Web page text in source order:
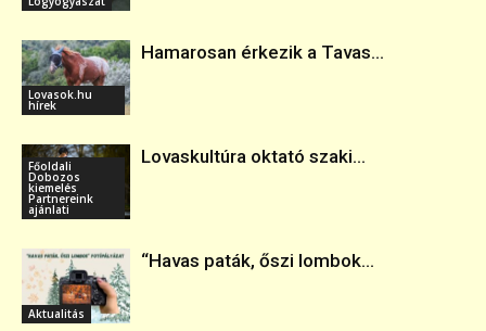
Lovasok.hu
hírek
Hamarosan érkezik a Tavas...
Főoldali
Dobozos
kiemelés
Partnereink
ajánlati
Lovaskultúra oktató szaki...
Aktualitás
“Havas paták, őszi lombok...